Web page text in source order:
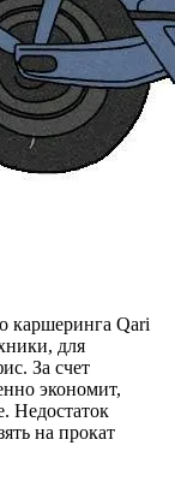
каршеринга Qari
для
За счет
экономит,
Недостаток
на прокат